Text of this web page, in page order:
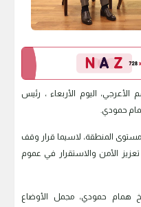
اليوم الأربعاء ، رئيس
حمودي.
المنطقة، لاسيما قرار وقف
الأمن والاستقرار في عموم
همام حمودي، مجمل الأوضاع